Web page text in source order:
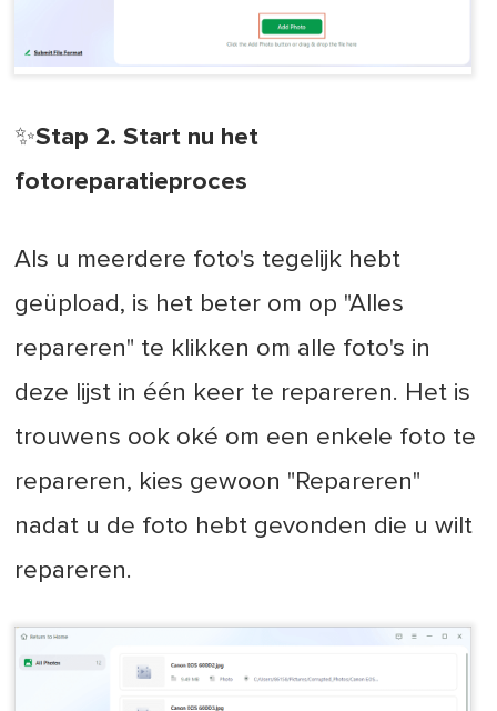
✨Stap 2. Start nu het
fotoreparatieproces
Als u meerdere foto's tegelijk hebt
geüpload, is het beter om op "Alles
repareren" te klikken om alle foto's in
deze lijst in één keer te repareren. Het is
trouwens ook oké om een enkele foto te
repareren, kies gewoon "Repareren"
nadat u de foto hebt gevonden die u wilt
repareren.